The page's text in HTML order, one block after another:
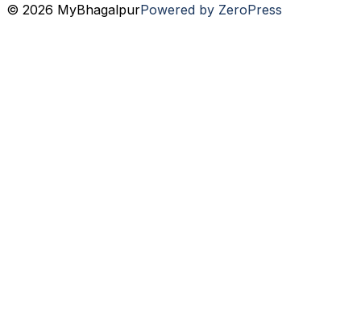
© 2026 MyBhagalpurPowered by ZeroPress